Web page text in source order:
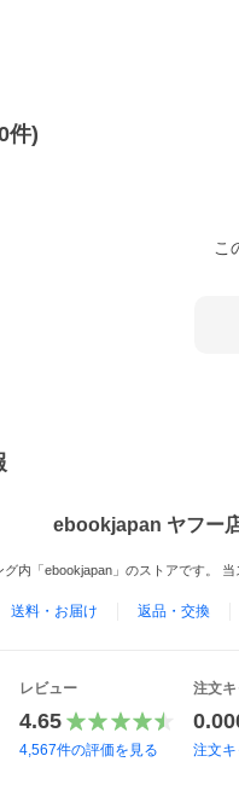
件)
こ
ebookjapan ヤフー
グ内「ebookjapan」のストアです。
送料・お届け 返品・交換
レビュー
4.65
4,567件の評価を見る
注文
注文